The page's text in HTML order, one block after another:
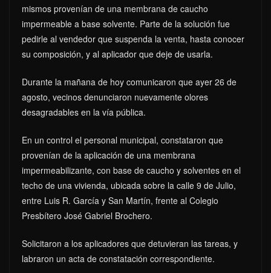
mismos provenían de una membrana de caucho
impermeable a base solvente. Parte de la solución fue
pedirle al vendedor que suspenda la venta, hasta conocer
su composición, y al aplicador que deje de usarla.
Durante la mañana de hoy comunicaron que ayer 26 de
agosto, vecinos denunciaron nuevamente olores
desagradables en la vía pública.
En un control el personal municipal, constataron que
provenían de la aplicación de una membrana
impermeabilizante, con base de caucho y solventes en el
techo de una vivienda, ubicada sobre la calle 9 de Julio,
entre Luis R. García y San Martín, frente al Colegio
Presbítero José Gabriel Brochero.
Solicitaron a los aplicadores que detuvieran las tareas, y
labraron un acta de constatación correspondiente.